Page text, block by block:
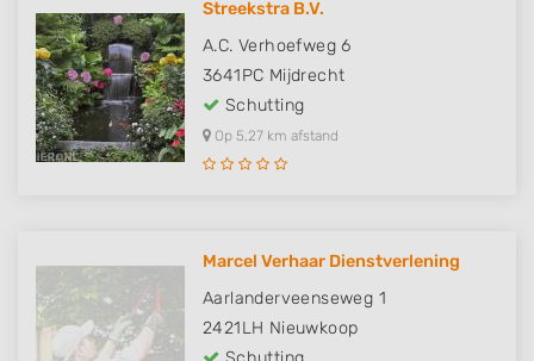
Streekstra B.V.
A.C. Verhoefweg 6
3641PC Mijdrecht
Schutting
Op 5,27 km afstand
Marcel Verhaar Dienstverlening
Aarlanderveenseweg 1
2421LH Nieuwkoop